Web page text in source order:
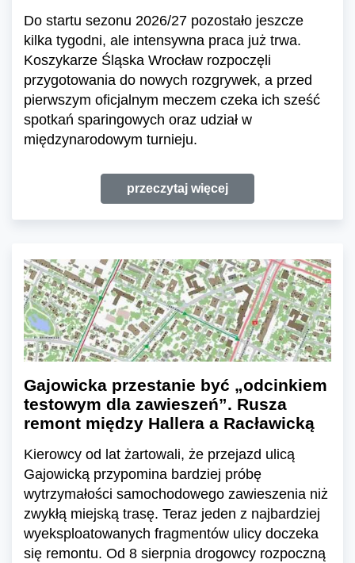
Do startu sezonu 2026/27 pozostało jeszcze
kilka tygodni, ale intensywna praca już trwa.
Koszykarze Śląska Wrocław rozpoczęli
przygotowania do nowych rozgrywek, a przed
pierwszym oficjalnym meczem czeka ich sześć
spotkań sparingowych oraz udział w
międzynarodowym turnieju.
przeczytaj więcej
Gajowicka przestanie być „odcinkiem
testowym dla zawieszeń”. Rusza
remont między Hallera a Racławicką
Kierowcy od lat żartowali, że przejazd ulicą
Gajowicką przypomina bardziej próbę
wytrzymałości samochodowego zawieszenia niż
zwykłą miejską trasę. Teraz jeden z najbardziej
wyeksploatowanych fragmentów ulicy doczeka
się remontu. Od 8 sierpnia drogowcy rozpoczną